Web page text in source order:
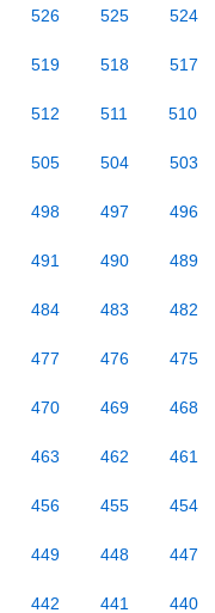
526 525 524
519 518 517
512 511 510
505 504 503
498 497 496
491 490 489
484 483 482
477 476 475
470 469 468
463 462 461
456 455 454
449 448 447
442 441 440